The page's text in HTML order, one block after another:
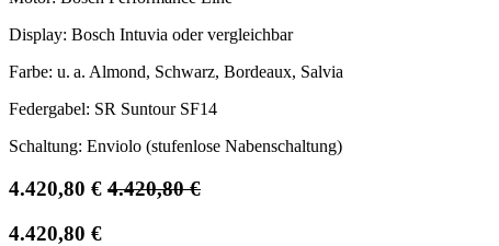
Display: Bosch Intuvia oder vergleichbar
Farbe: u. a. Almond, Schwarz, Bordeaux, Salvia
Federgabel: SR Suntour SF14
Schaltung: Enviolo (stufenlose Nabenschaltung)
4.420,80 € 4.420,80€
4.420,80 €